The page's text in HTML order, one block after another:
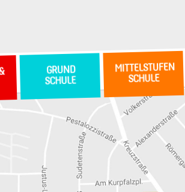
GRUND
SCHULE
MITTELSTUFEN
SCHULE